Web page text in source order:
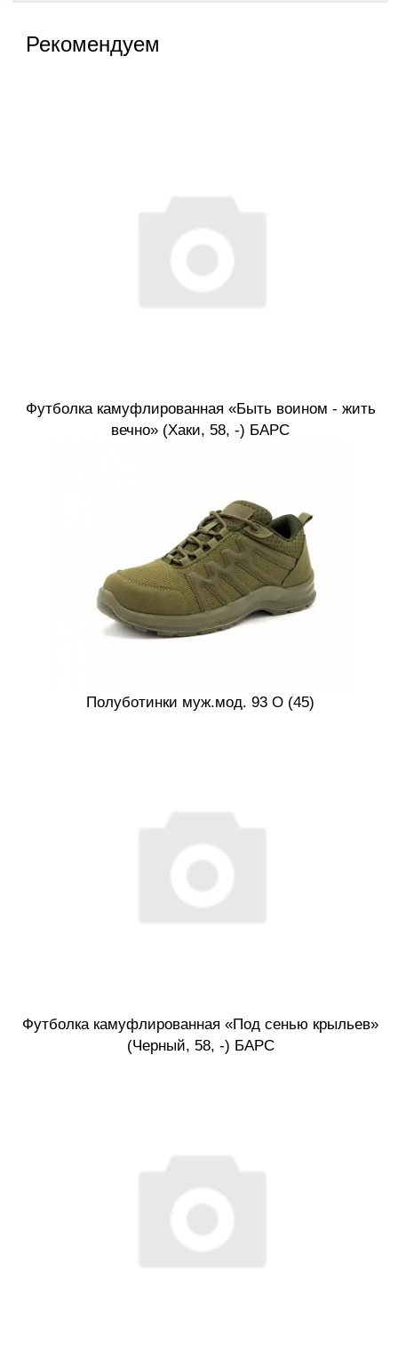
Рекомендуем
Футболка камуфлированная «Быть воином - жить
вечно» (Хаки, 58, -) БАРС
Полуботинки муж.мод. 93 О (45)
Футболка камуфлированная «Под сенью крыльев»
(Черный, 58, -) БАРС